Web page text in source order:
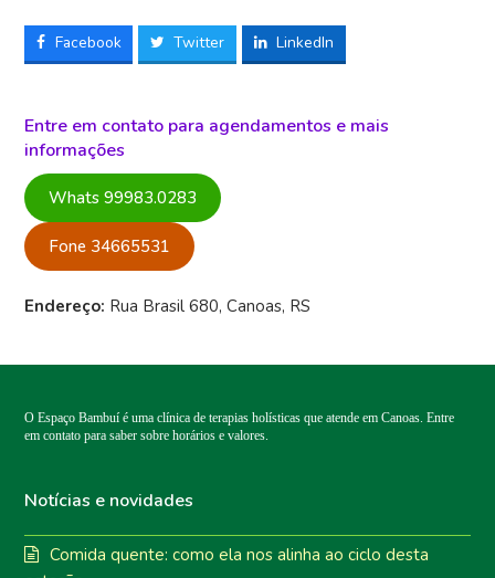
Facebook Twitter LinkedIn
Entre em contato para agendamentos e mais
informações
Whats 99983.0283
Fone 34665531
Endereço: Rua Brasil 680, Canoas, RS
O Espaço Bambuí é uma clínica de terapias holísticas que atende em Canoas. Entre
em contato para saber sobre horários e valores.
Notícias e novidades
Comida quente: como ela nos alinha ao ciclo desta